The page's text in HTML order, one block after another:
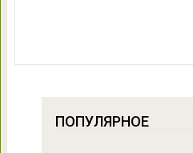
ПОПУЛЯРНОЕ